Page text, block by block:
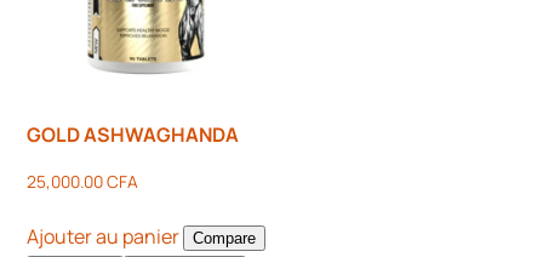
GOLD ASHWAGHANDA
25,000.00CFA
Ajouter au panier
Compare